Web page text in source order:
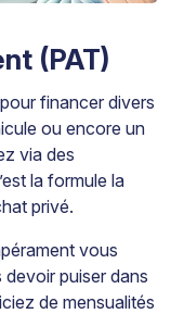
(PAT)
financer divers
ou encore un
via des
la formule la
privé.
vous
puiser dans
de mensualités